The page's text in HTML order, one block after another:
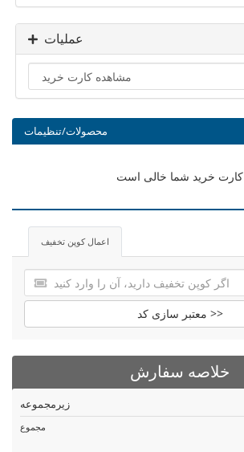
عملیات
محصولات/تنظیمات
کارت خرید شما خالی است
اعمال کوپن تخفیف
معتبر سازی کد >>
خلاصه سفارش
زیرمجموعه
مجموع